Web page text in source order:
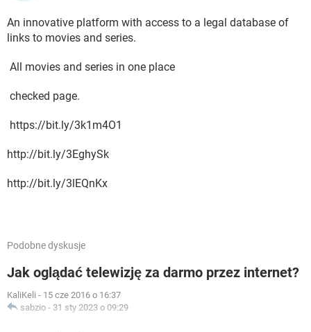
An innovative platform with access to a legal database of
links to movies and series.
All movies and series in one place
checked page.
https://bit.ly/3k1m4O1
http://bit.ly/3EghySk
http://bit.ly/3lEQnKx
Podobne dyskusje
Jak oglądać telewizję za darmo przez internet?
KaliKeli - 15 cze 2016 o 16:37
sabzio - 31 sty 2023 o 09:29